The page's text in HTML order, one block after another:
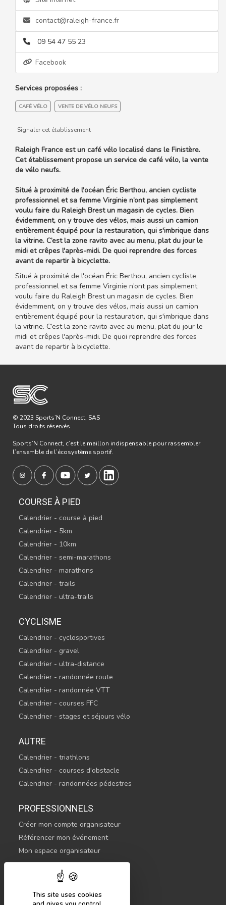
This site uses cookies
contact@raleigh-france.fr
09 54 47 55 23
Facebook
Services proposées :
CAFÉ VÉLO VENTE DE VÉLO NEUFS
Signaler cet établissement
Raleigh France est un café vélo localisé dans le Finistère.
Cet établissement propose un service de café vélo, la vente
de vélo neufs.
Situé à proximité de l'océan Éric Berthou, ancien cycliste
professionnel et sa femme Virginie n’ont pas simplement
voulu faire du Raleigh Brest un magasin de cycles. Bien
évidemment, on y trouve des vélos, mais aussi un camion
entièrement équipé pour la restauration, qui s'imbrique dans
la vitrine. C’est la zone ravito avec au menu, plat du jour le
midi et crêpes l'après-midi. De quoi reprendre des forces
avant de repartir à bicyclette.
Situé à proximité de l'océan Éric Berthou, ancien cycliste
professionnel et sa femme Virginie n’ont pas simplement
voulu faire du Raleigh Brest un magasin de cycles. Bien
évidemment, on y trouve des vélos, mais aussi un camion
entièrement équipé pour la restauration, qui s'imbrique dans
la vitrine. C’est la zone ravito avec au menu, plat du jour le
midi et crêpes l'après-midi. De quoi reprendre des forces
avant de repartir à bicyclette.
© 2023 Sports’N Connect, SAS
Tous droits réservés
Sports’N Connect, c’est le maillon indispensable pour rassembler
l’ensemble de l’écosystème sportif.
COURSE À PIED
Calendrier - course à pied
Calendrier - 5km
Calendrier - 10km
Calendrier - semi-marathons
Calendrier - marathons
Calendrier - trails
Calendrier - ultra-trails
CYCLISME
Calendrier - cyclosportives
Calendrier - gravel
Calendrier - ultra-distance
Calendrier - randonnée route
Calendrier - randonnée VTT
Calendrier - courses FFC
Calendrier - stages et séjours vélo
AUTRE
Calendrier - triathlons
Calendrier - courses d'obstacle
Calendrier - randonnées pédestres
PROFESSIONNELS
Créer mon compte organisateur
Référencer mon événement
Mon espace organisateur
CONTACTEZ-NOUS